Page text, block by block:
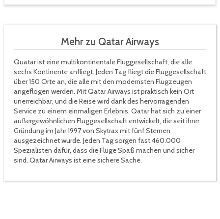
Mehr zu Qatar Airways
Quatar ist eine multikontinentale Fluggesellschaft, die alle
sechs Kontinente anfliegt. Jeden Tag fliegt die Fluggesellschaft
über 150 Orte an, die alle mit den modernsten Flugzeugen
angeflogen werden. Mit Qatar Airways ist praktisch kein Ort
unerreichbar, und die Reise wird dank des hervorragenden
Service zu einem einmaligen Erlebnis. Qatar hat sich zu einer
außergewöhnlichen Fluggesellschaft entwickelt, die seit ihrer
Gründung im Jahr 1997 von Skytrax mit fünf Sternen
ausgezeichnet wurde. Jeden Tag sorgen fast 460.000
Spezialisten dafür, dass die Flüge Spaß machen und sicher
sind. Qatar Airways ist eine sichere Sache.